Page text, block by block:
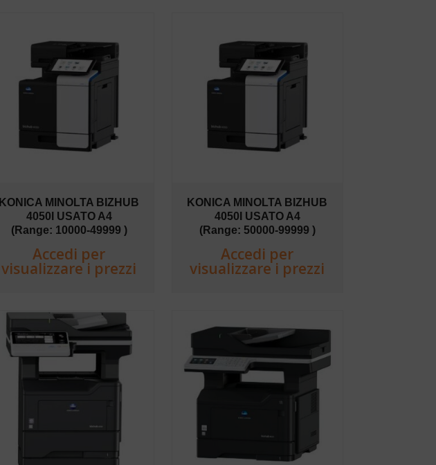
KONICA MINOLTA BIZHUB
4050I USATO A4
(Range: 10000-49999 )
Accedi per
visualizzare i prezzi
KONICA MINOLTA BIZHUB
4050I USATO A4
(Range: 50000-99999 )
Accedi per
visualizzare i prezzi